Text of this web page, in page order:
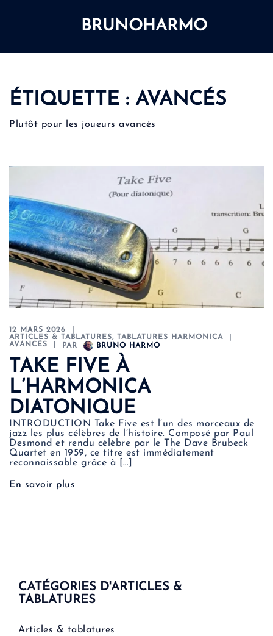
BRUNOHARMO
ÉTIQUETTE : AVANCÉS
Plutôt pour les joueurs avancés
12 MARS 2026
ARTICLES & TABLATURES,
TABLATURES HARMONICA
AVANCÉS
PAR BRUNO HARMO
TAKE FIVE À
L’HARMONICA
DIATONIQUE
INTRODUCTION Take Five est l’un des morceaux de
jazz les plus célèbres de l’histoire. Composé par Paul
Desmond et rendu célèbre par le The Dave Brubeck
Quartet en 1959, ce titre est immédiatement
reconnaissable grâce à […]
En savoir plus
CATÉGORIES D'ARTICLES &
TABLATURES
Articles & tablatures